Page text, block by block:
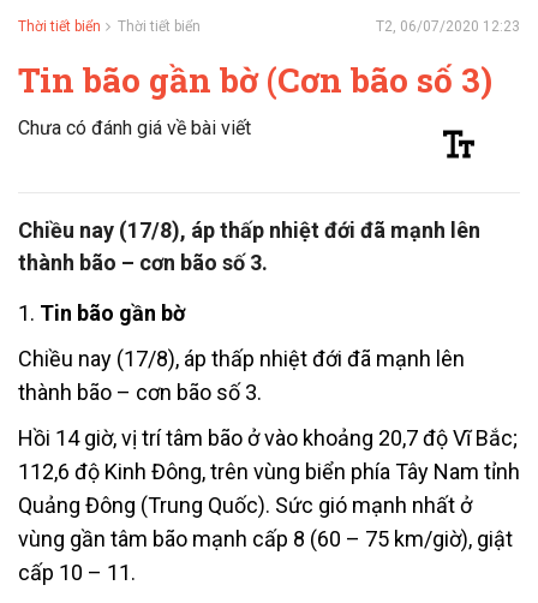
Thời tiết biển Thời tiết biển T2, 06/07/2020 12:23
Tin bão gần bờ (Cơn bão số 3)
Chưa có đánh giá về bài viết
Chiều nay (17/8), áp thấp nhiệt đới đã mạnh lên
thành bão – cơn bão số 3.
1. Tin bão gần bờ
Chiều nay (17/8), áp thấp nhiệt đới đã mạnh lên
thành bão – cơn bão số 3.
Hồi 14 giờ, vị trí tâm bão ở vào khoảng 20,7 độ Vĩ Bắc;
112,6 độ Kinh Đông, trên vùng biển phía Tây Nam tỉnh
Quảng Đông (Trung Quốc). Sức gió mạnh nhất ở
vùng gần tâm bão mạnh cấp 8 (60 – 75 km/giờ), giật
cấp 10 – 11.